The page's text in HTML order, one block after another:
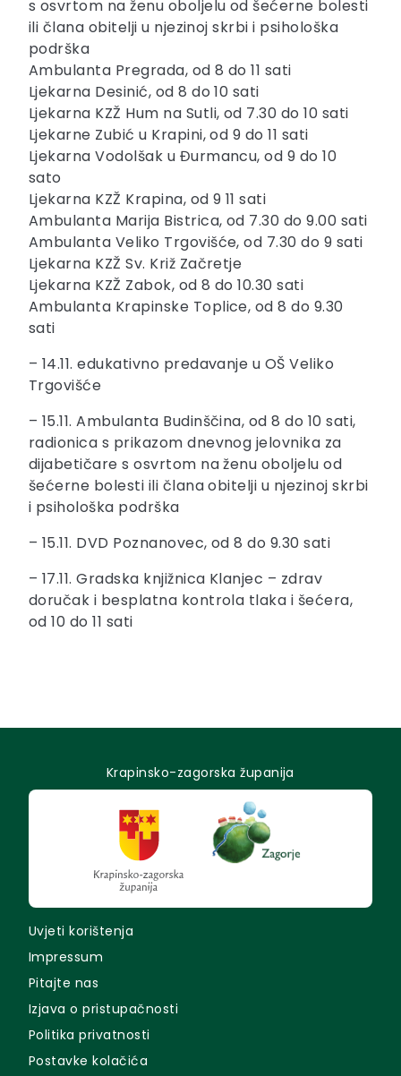
s osvrtom na ženu oboljelu od šećerne bolesti
ili člana obitelji u njezinoj skrbi i psihološka
podrška
Ambulanta Pregrada, od 8 do 11 sati
Ljekarna Desinić, od 8 do 10 sati
Ljekarna KZŽ Hum na Sutli, od 7.30 do 10 sati
Ljekarne Zubić u Krapini, od 9 do 11 sati
Ljekarna Vodolšak u Đurmancu, od 9 do 10
sato
Ljekarna KZŽ Krapina, od 9 11 sati
Ambulanta Marija Bistrica, od 7.30 do 9.00 sati
Ambulanta Veliko Trgovišće, od 7.30 do 9 sati
Ljekarna KZŽ Sv. Križ Začretje
Ljekarna KZŽ Zabok, od 8 do 10.30 sati
Ambulanta Krapinske Toplice, od 8 do 9.30
sati
– 14.11. edukativno predavanje u OŠ Veliko
Trgovišće
– 15.11. Ambulanta Budinščina, od 8 do 10 sati,
radionica s prikazom dnevnog jelovnika za
dijabetičare s osvrtom na ženu oboljelu od
šećerne bolesti ili člana obitelji u njezinoj skrbi
i psihološka podrška
– 15.11. DVD Poznanovec, od 8 do 9.30 sati
– 17.11. Gradska knjižnica Klanjec – zdrav
doručak i besplatna kontrola tlaka i šećera,
od 10 do 11 sati
Krapinsko-zagorska županija
Uvjeti korištenja
Impressum
Pitajte nas
Izjava o pristupačnosti
Politika privatnosti
Postavke kolačića